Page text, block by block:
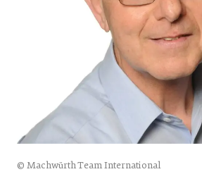
© Machwürth Team International